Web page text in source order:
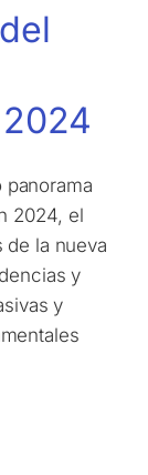
panorama
2024, el
de la nueva
y
y